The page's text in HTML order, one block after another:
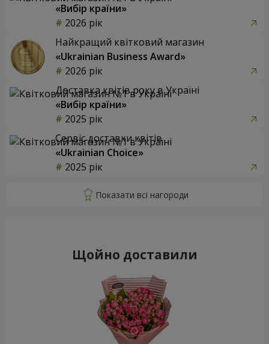
«Вибір країни»
2026 рік
Найкращий квітковий магазин
«Ukrainian Business Award»
2026 рік
Доставка квітів року в Україні
«Вибір країни»
2025 рік
Сервіс доставки квітів
«Ukrainian Choice»
2025 рік
Щойно доставили